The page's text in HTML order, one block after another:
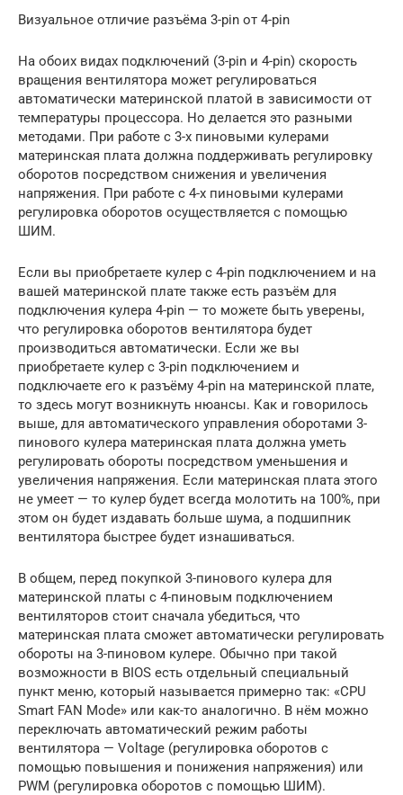
Визуальное отличие разъёма 3-pin от 4-pin
На обоих видах подключений (3-pin и 4-pin) скорость
вращения вентилятора может регулироваться
автоматически материнской платой в зависимости от
температуры процессора. Но делается это разными
методами. При работе с 3-х пиновыми кулерами
материнская плата должна поддерживать регулировку
оборотов посредством снижения и увеличения
напряжения. При работе с 4-х пиновыми кулерами
регулировка оборотов осуществляется с помощью
ШИМ.
Если вы приобретаете кулер с 4-pin подключением и на
вашей материнской плате также есть разъём для
подключения кулера 4-pin — то можете быть уверены,
что регулировка оборотов вентилятора будет
производиться автоматически. Если же вы
приобретаете кулер с 3-pin подключением и
подключаете его к разъёму 4-pin на материнской плате,
то здесь могут возникнуть нюансы. Как и говорилось
выше, для автоматического управления оборотами 3-
пинового кулера материнская плата должна уметь
регулировать обороты посредством уменьшения и
увеличения напряжения. Если материнская плата этого
не умеет — то кулер будет всегда молотить на 100%, при
этом он будет издавать больше шума, а подшипник
вентилятора быстрее будет изнашиваться.
В общем, перед покупкой 3-пинового кулера для
материнской платы с 4-пиновым подключением
вентиляторов стоит сначала убедиться, что
материнская плата сможет автоматически регулировать
обороты на 3-пиновом кулере. Обычно при такой
возможности в BIOS есть отдельный специальный
пункт меню, который называется примерно так: «CPU
Smart FAN Mode» или как-то аналогично. В нём можно
переключать автоматический режим работы
вентилятора — Voltage (регулировка оборотов с
помощью повышения и понижения напряжения) или
PWM (регулировка оборотов с помощью ШИМ).